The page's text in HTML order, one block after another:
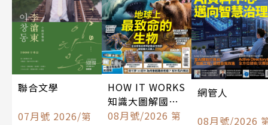
聯合文學
07月號 2026/第
HOW IT WORKS
知識大圖解國際
中文版
08月號/2026 第
網管人
08月號/2026